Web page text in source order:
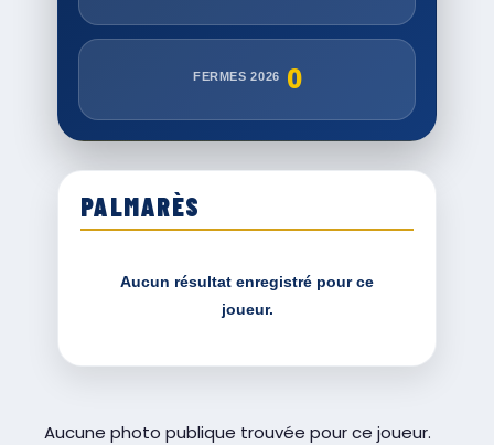
FERMES 2026 0
PALMARÈS
Aucun résultat enregistré pour ce
joueur.
Aucune photo publique trouvée pour ce joueur.